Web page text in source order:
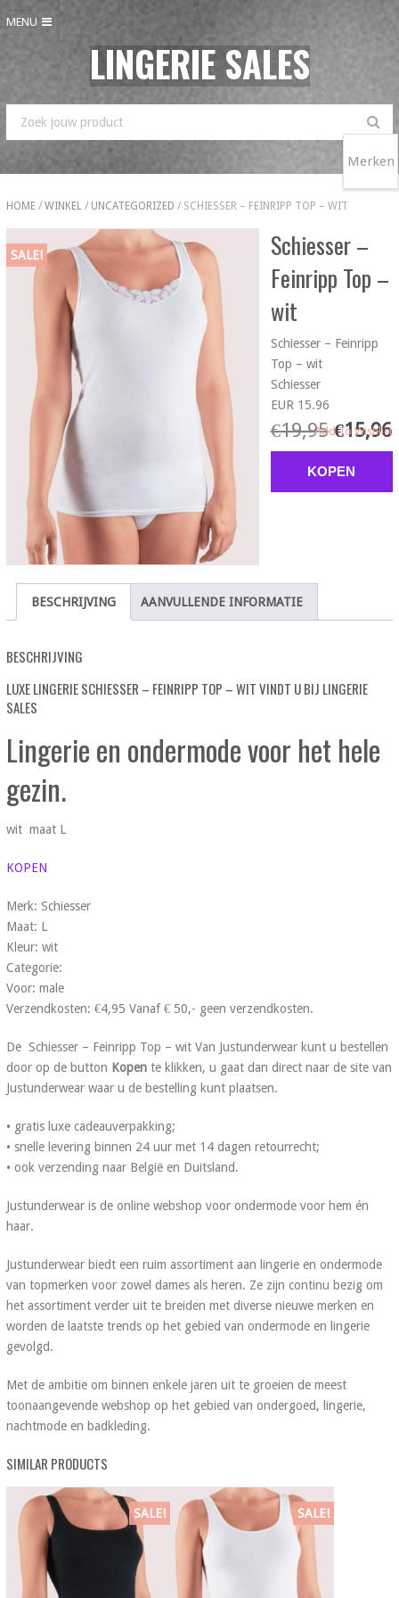
MENU
LINGERIE SALES
HOME/ WINKEL/ UNCATEGORIZED / SCHIESSER – FEINRIPP TOP – WIT
SALE!
Schiesser –
Feinripp Top –
wit
Schiesser – Feinripp
Top – wit
Schiesser
EUR 15.96
€19,95 €15,96
KOPEN
Add To Wishlist
BESCHRIJVING AANVULLENDE INFORMATIE
BESCHRIJVING
LUXE LINGERIE SCHIESSER – FEINRIPP TOP – WIT VINDT U BIJ LINGERIE
SALES
Lingerie en ondermode voor het hele
gezin.
wit maat L
KOPEN
Merk: Schiesser
Maat: L
Kleur: wit
Categorie:
Voor: male
Verzendkosten: €4,95 Vanaf € 50,- geen verzendkosten.
De Schiesser – Feinripp Top – wit Van Justunderwear kunt u bestellen
door op de button Kopente klikken, u gaat dan direct naar de site van
Justunderwear waar u de bestelling kunt plaatsen.
• gratis luxe cadeauverpakking;
• snelle levering binnen 24 uur met 14 dagen retourrecht;
• ook verzending naar België en Duitsland.
Justunderwear is de online webshop voor ondermode voor hem én
haar.
Justunderwear biedt een ruim assortiment aan lingerie en ondermode
van topmerken voor zowel dames als heren. Ze zijn continu bezig om
het assortiment verder uit te breiden met diverse nieuwe merken en
worden de laatste trends op het gebied van ondermode en lingerie
gevolgd.
Met de ambitie om binnen enkele jaren uit te groeien de meest
toonaangevende webshop op het gebied van ondergoed, lingerie,
nachtmode en badkleding.
SIMILAR PRODUCTS
SALE! SALE!
Merken